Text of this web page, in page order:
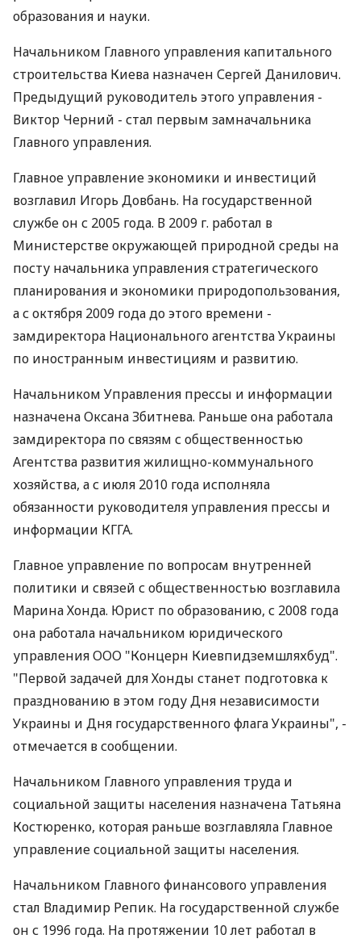
образования и науки.
Начальником Главного управления капитального
строительства Киева назначен Сергей Данилович.
Предыдущий руководитель этого управления -
Виктор Черний - стал первым замначальника
Главного управления.
Главное управление экономики и инвестиций
возглавил Игорь Довбань. На государственной
службе он с 2005 года. В 2009 г. работал в
Министерстве окружающей природной среды на
посту начальника управления стратегического
планирования и экономики природопользования,
а с октября 2009 года до этого времени -
замдиректора Национального агентства Украины
по иностранным инвестициям и развитию.
Начальником Управления прессы и информации
назначена Оксана Збитнева. Раньше она работала
замдиректора по связям с общественностью
Агентства развития жилищно-коммунального
хозяйства, а с июля 2010 года исполняла
обязанности руководителя управления прессы и
информации КГГА.
Главное управление по вопросам внутренней
политики и связей с общественностью возглавила
Марина Хонда. Юрист по образованию, с 2008 года
она работала начальником юридического
управления ООО "Концерн Киевпидземшляхбуд".
"Первой задачей для Хонды станет подготовка к
празднованию в этом году Дня независимости
Украины и Дня государственного флага Украины", -
отмечается в сообщении.
Начальником Главного управления труда и
социальной защиты населения назначена Татьяна
Костюренко, которая раньше возглавляла Главное
управление социальной защиты населения.
Начальником Главного финансового управления
стал Владимир Репик. На государственной службе
он с 1996 года. На протяжении 10 лет работал в